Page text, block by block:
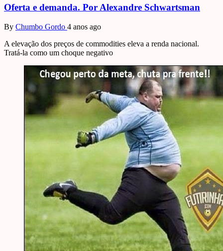
Oferta e demanda. Por Alexandre Schwartsman
By Chumbo Gordo 4 anos ago
A elevação dos preços de commodities eleva a renda nacional.
Tratá-la como um choque negativo